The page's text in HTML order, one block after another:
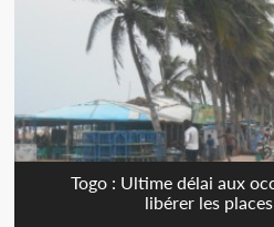
Togo : Ultime délai aux
libérer les